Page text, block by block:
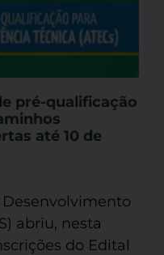
pré-qualificação
até 10 de
abriu, nesta
do Edital